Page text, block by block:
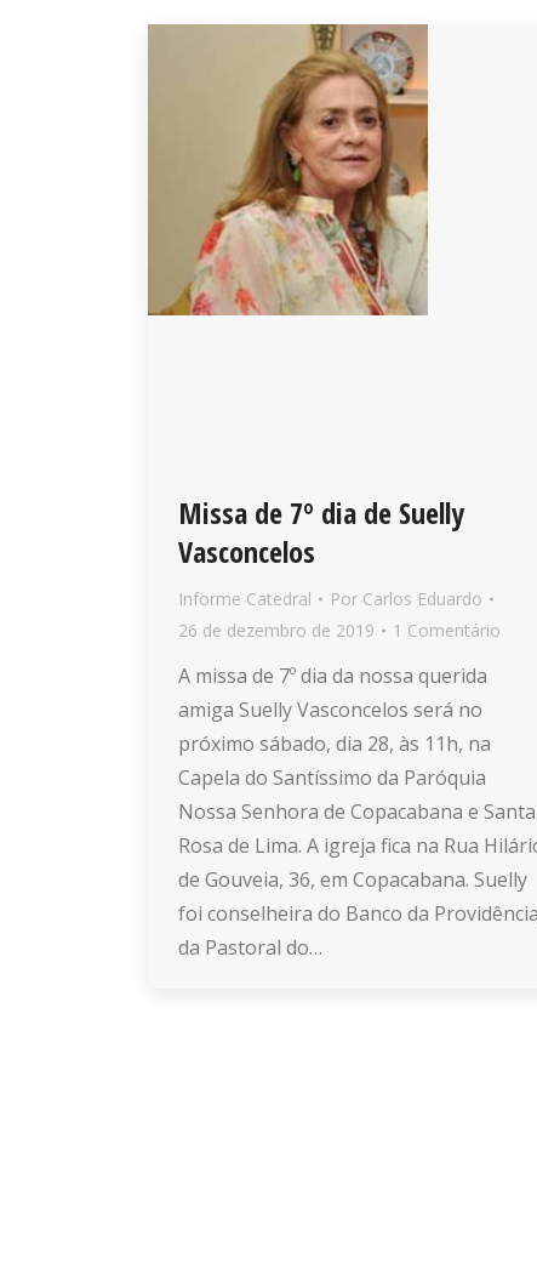
Missa de 7º dia de Suelly
Vasconcelos
Informe Catedral Por Carlos Eduardo
26 de dezembro de 2019
1 Comentário
A missa de 7º dia da nossa querida
amiga Suelly Vasconcelos será no
próximo sábado, dia 28, às 11h, na
Capela do Santíssimo da Paróquia
Nossa Senhora de Copacabana e Santa
Rosa de Lima. A igreja fica na Rua
de Gouveia, 36, em Copacabana. Suelly
foi conselheira do Banco da
da Pastoral do…